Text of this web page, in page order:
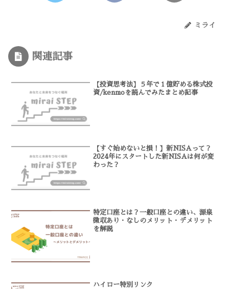
ミライ
関連記事
【投資思考法】５年で１億貯める株式投
資/kenmoを読んでみたまとめ記事
【すぐ始めないと損！】新NISAって？
2024年にスタートした新NISAは何が変
わった？
特定口座とは？一般口座との違い、源泉
徴収あり・なしのメリット・デメリット
を解説
ハイロー特別リンク